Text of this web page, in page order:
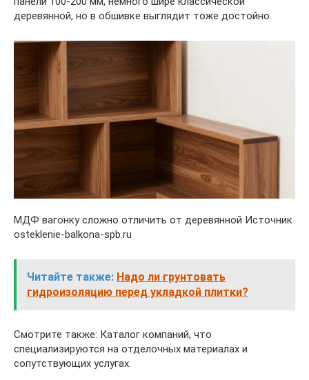
деревянной, но в обшивке выглядит тоже достойно.
МДФ вагонку сложно отличить от деревянной Источник
osteklenie-balkona-spb.ru
Читайте также: Надо ли грунтовать
гидроизоляцию перед укладкой плитки?
Смотрите также: Каталог компаний, что
специализируются на отделочных материалах и
сопутствующих услугах.